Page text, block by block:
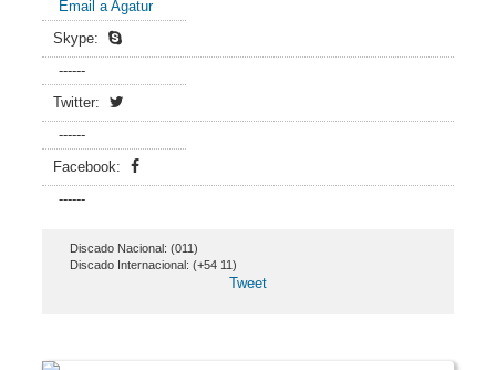
Email a Agatur
Skype:
------
Twitter:
------
Facebook:
------
Discado Nacional: (011)
Discado Internacional: (+54 11)
Tweet